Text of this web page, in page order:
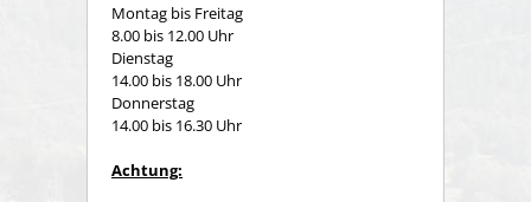
Montag bis Freitag
8.00 bis 12.00 Uhr
Dienstag
14.00 bis 18.00 Uhr
Donnerstag
14.00 bis 16.30 Uhr
Achtung: